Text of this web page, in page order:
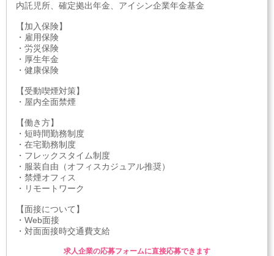
内託児所、確定拠出年金、アイシン企業年金基金
【加入保険】
・雇用保険
・労災保険
・厚生年金
・健康保険
【受動喫煙対策】
・屋内全面禁煙
【働き方】
・短時間勤務制度
・在宅勤務制度
・フレックスタイム制度
・服装自由（オフィスカジュアル推奨）
・禁煙オフィス
・リモートワーク
【面接について】
・Web面接
・対面面接時交通費支給
求人企業の応募フォームに直接応募できます